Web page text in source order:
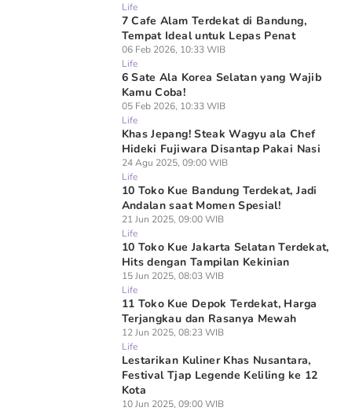
Life
7 Cafe Alam Terdekat di Bandung,
Tempat Ideal untuk Lepas Penat
06 Feb 2026, 10:33 WIB
Life
6 Sate Ala Korea Selatan yang Wajib
Kamu Coba!
05 Feb 2026, 10:33 WIB
Life
Khas Jepang! Steak Wagyu ala Chef
Hideki Fujiwara Disantap Pakai Nasi
24 Agu 2025, 09:00 WIB
Life
10 Toko Kue Bandung Terdekat, Jadi
Andalan saat Momen Spesial!
21 Jun 2025, 09:00 WIB
Life
10 Toko Kue Jakarta Selatan Terdekat,
Hits dengan Tampilan Kekinian
15 Jun 2025, 08:03 WIB
Life
11 Toko Kue Depok Terdekat, Harga
Terjangkau dan Rasanya Mewah
12 Jun 2025, 08:23 WIB
Life
Lestarikan Kuliner Khas Nusantara,
Festival Tjap Legende Keliling ke 12
Kota
10 Jun 2025, 09:00 WIB